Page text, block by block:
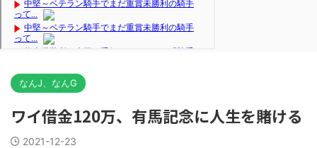
なんJ、なんG
ワイ借金120万、有馬記念に人生を賭ける
2021-12-23